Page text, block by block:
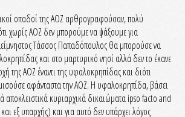
οπαδοί της ΑΟΖ αρθρογραφούσαν, πολύ
χωρίς ΑΟΖ δεν μπορούμε να ψάξουμε για
Τάσσος Παπαδόπουλος θα μπορούσε να
και στο μαρτυρικό νησί αλλά δεν το έκανε
της ΑΟΖ έναντι της υφαλοκρηπίδας και διότι
αφάνταστα την ΑΟΖ. Η υφαλοκρηπίδα, βάσει
αποκλειστικά κυριαρχικά δικαιώματα ipso facto and
εξ υπαρχής) και για αυτό δεν υπάρχει λόγος